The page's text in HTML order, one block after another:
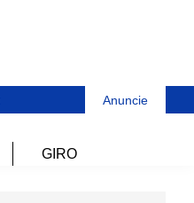
Anuncie
GIRO